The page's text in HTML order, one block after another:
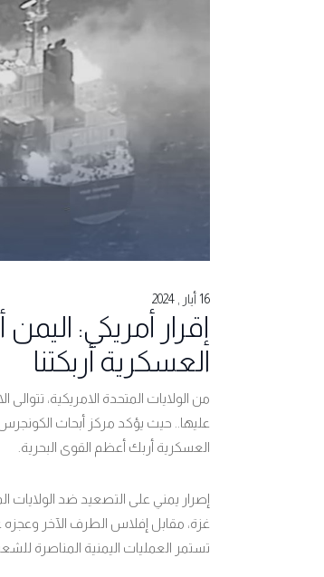
16 أيار , 2024
إقرار أمريكي:
العسكرية أربكتنا
من الولايات المتحدة الامريكية، تتوالى
عليها.. حيث يؤكد مركز أبحاث
العسكرية أربك أعظم القوى البحرية.
إصرار يمني على التصعيد ضد الولايات
غزة، مقابل إفلاس الطرف الآخر وعجزه
تستمر العمليات اليمنية المناصرة